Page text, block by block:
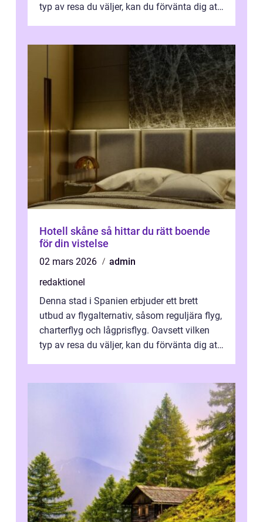
typ av resa du väljer, kan du förvänta dig att
Hotell skåne så hittar du rätt boende
för din vistelse
02 mars 2026
admin
redaktionel
Denna stad i Spanien erbjuder ett brett
utbud av flygalternativ, såsom reguljära flyg,
charterflyg och lågprisflyg. Oavsett vilken
typ av resa du väljer, kan du förvänta dig att